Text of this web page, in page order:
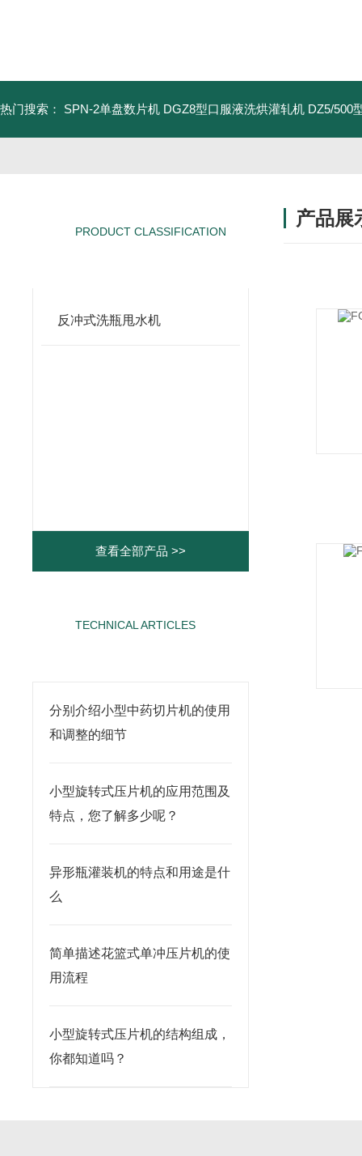
热门搜索： SPN-2单盘数片机 DGZ8型口服液洗烘灌轧机 DZ5/500
PRODUCT CLASSIFICATION
反冲式洗瓶甩水机
查看全部产品 >>
TECHNICAL ARTICLES
分别介绍小型中药切片机的使用
和调整的细节
小型旋转式压片机的应用范围及
特点，您了解多少呢？
异形瓶灌装机的特点和用途是什
么
简单描述花篮式单冲压片机的使
用流程
小型旋转式压片机的结构组成，
你都知道吗？
产品展